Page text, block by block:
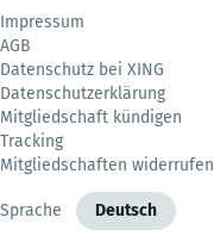
Impressum
AGB
Datenschutz bei XING
Datenschutzerklärung
Mitgliedschaft kündigen
Tracking
Mitgliedschaften widerrufen
Sprache Deutsch